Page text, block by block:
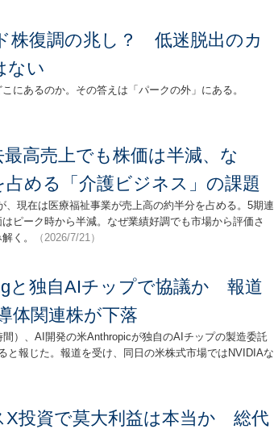
株復調の兆し？ 低迷脱出のカ
ない
にあるのか。その答えは「パークの外」にある。
最高売上でも株価は半減、な
める「介護ビジネス」の課題
、現在は医療福祉事業が売上高の約半分を占める。5期連
ピーク時から半減。なぜ業績好調でも市場から評価さ
く。
（2026/7/21）
と独自AIチップで協議か 報道
体関連株が下落
）、AI開発の米Anthropicが独自のAIチップの製造委託
報じた。報道を受け、同日の米株式市場ではNVIDIAな
X投資で莫大利益は本当か 総代